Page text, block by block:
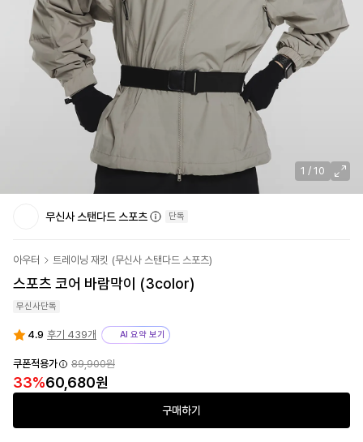
1 / 10
무신사 스탠다드 스포츠 단독
아우터 트레이닝 재킷 (무신사 스탠다드 스포츠)
스포츠 코어 바람막이 (3color)
무신사단독
4.9 후기 439개 AI 요약 보기
쿠폰적용가 89,900원
33%60,680원
구매하기